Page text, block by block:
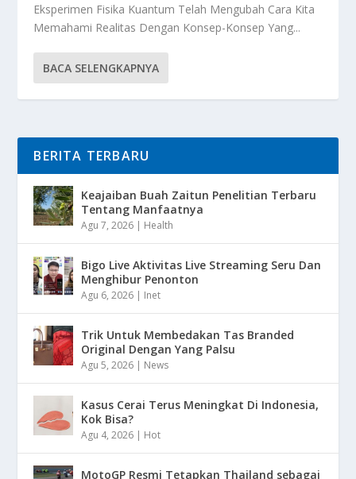
Eksperimen Fisika Kuantum Telah Mengubah Cara Kita
Memahami Realitas Dengan Konsep-Konsep Yang...
BACA SELENGKAPNYA
BERITA TERBARU
Keajaiban Buah Zaitun Penelitian Terbaru
Tentang Manfaatnya
Agu 7, 2026 | Health
Bigo Live Aktivitas Live Streaming Seru Dan
Menghibur Penonton
Agu 6, 2026 | Inet
Trik Untuk Membedakan Tas Branded
Original Dengan Yang Palsu
Agu 5, 2026 | News
Kasus Cerai Terus Meningkat Di Indonesia,
Kok Bisa?
Agu 4, 2026 | Hot
MotoGP Resmi Tetapkan Thailand sebagai